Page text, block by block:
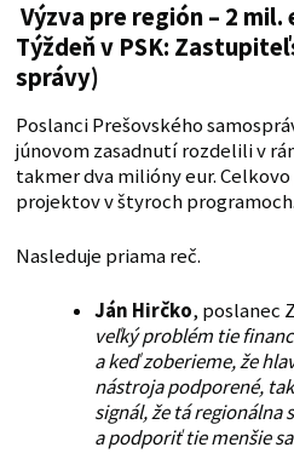
Výzva pre región – 2
Týždeň v PSK:
správy)
Poslanci Prešovského
júnovom zasadnutí rozdelili v
takmer dva milióny eur.
projektov v štyroch programoch.
Nasleduje priama reč.
Ján Hirčko, poslanec
veľký problém tie
a keď zoberieme, že
nástroja podporené,
signál, že tá regionálna
a podporiť tie menšie